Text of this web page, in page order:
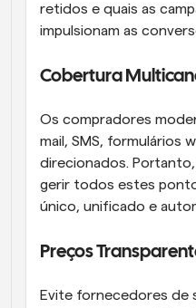
retidos e quais as
impulsionam as
Cobertura
Os compradores
mail, SMS, formulários
direcionados.
gerir todos estes
único, unificado e
Preços
Evite fornecedores de